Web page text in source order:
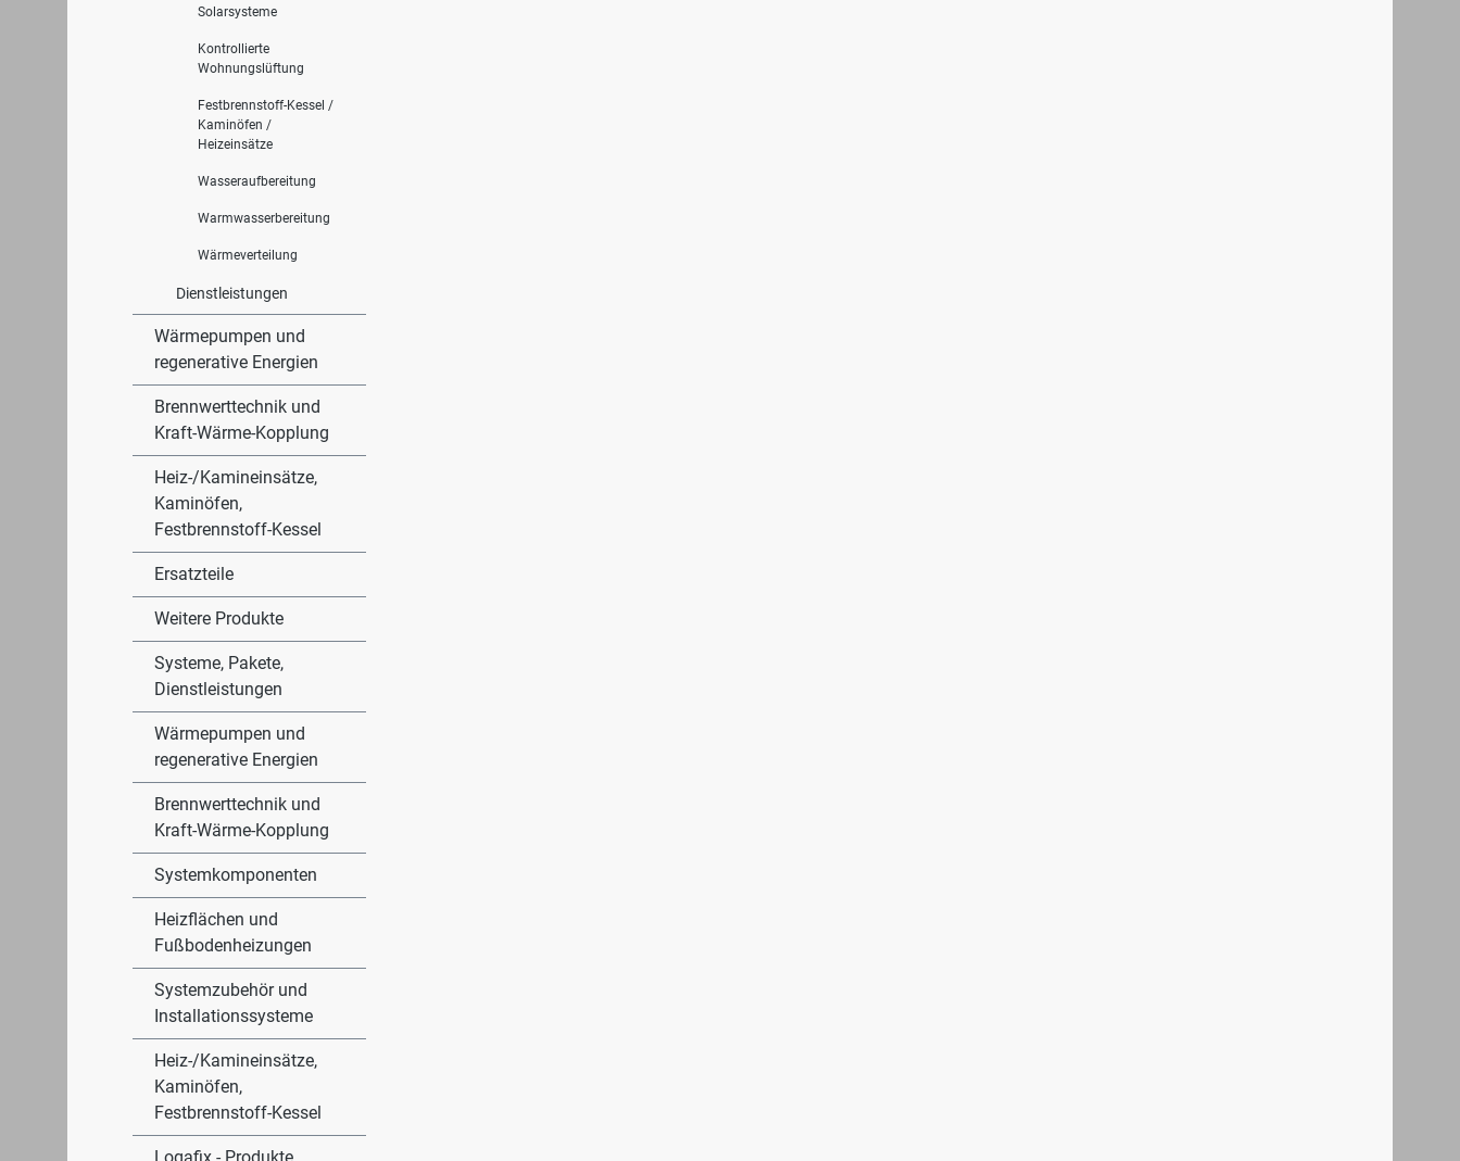
Solarsysteme
Kontrollierte
Wohnungslüftung
Festbrennstoff-Kessel /
Kaminöfen /
Heizeinsätze
Wasseraufbereitung
Warmwasserbereitung
Wärmeverteilung
Dienstleistungen
Wärmepumpen und
regenerative Energien
Brennwerttechnik und
Kraft-Wärme-Kopplung
Heiz-/Kamineinsätze,
Kaminöfen,
Festbrennstoff-Kessel
Ersatzteile
Weitere Produkte
Systeme, Pakete,
Dienstleistungen
Wärmepumpen und
regenerative Energien
Brennwerttechnik und
Kraft-Wärme-Kopplung
Systemkomponenten
Heizflächen und
Fußbodenheizungen
Systemzubehör und
Installationssysteme
Heiz-/Kamineinsätze,
Kaminöfen,
Festbrennstoff-Kessel